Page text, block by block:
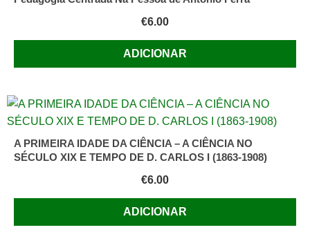
€6.00
ADICIONAR
A PRIMEIRA IDADE DA CIÊNCIA – A CIÊNCIA NO
SÉCULO XIX E TEMPO DE D. CARLOS I (1863-1908)
€6.00
ADICIONAR